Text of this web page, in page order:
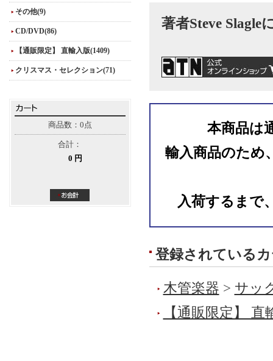
その他(9)
CD/DVD(86)
【通販限定】 直輸入版(1409)
クリスマス・セレクション(71)
商品数：0点
合計：
0 円
著者Steve Slagle
本商品は
輸入商品のため
入荷するまで
登録されている
木管楽器 > サッ
【通販限定】 直